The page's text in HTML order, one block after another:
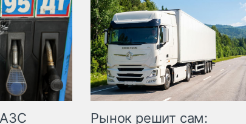
Рынок решит сам: